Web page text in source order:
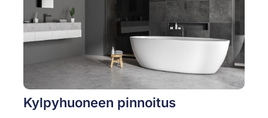
Kylpyhuoneen pinnoitus